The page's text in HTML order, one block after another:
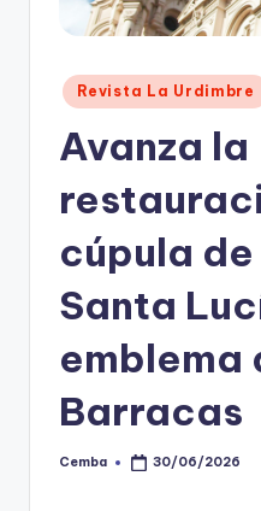
Posted
in
Revista La Urdimbre
Avanza la
cúpula
Santa
emblema
Barracas
Posted
Cemba 30/06/2026